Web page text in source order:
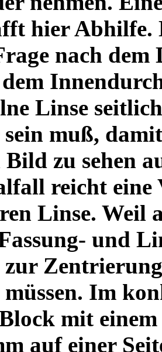
hier Abhilfe.
nach dem
Linse
sein muß,
Bild zu sehen
reicht eine
Linse. Weil
und
Im
mit einem
auf einer